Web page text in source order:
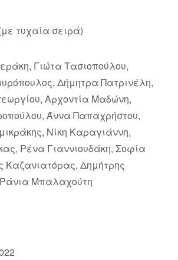
τυχαία σειρά)
Γιώτα Τασιοπούλου,
Δήμητρα Πατρινέλη,
Αρχοντία Μαδώνη,
Άννα Παπαχρήστου,
Νίκη Καραγιάννη,
Ρένα Γιαννιουδάκη, Σοφία
Καζανιατόρας, Δημήτρης
Ράνια Μπαλαχούτη